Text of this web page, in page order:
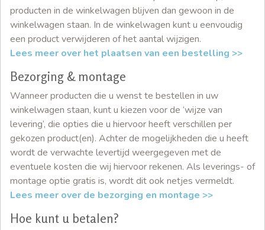
producten in de winkelwagen blijven dan gewoon in de
winkelwagen staan. In de winkelwagen kunt u eenvoudig
een product verwijderen of het aantal wijzigen.
Lees meer over het plaatsen van een bestelling >>
Bezorging & montage
Wanneer producten die u wenst te bestellen in uw
winkelwagen staan, kunt u kiezen voor de ‘wijze van
levering’, die opties die u hiervoor heeft verschillen per
gekozen product(en). Achter de mogelijkheden die u heeft
wordt de verwachte levertijd weergegeven met de
eventuele kosten die wij hiervoor rekenen. Als leverings- of
montage optie gratis is, wordt dit ook netjes vermeldt.
Lees meer over de bezorging en montage >>
Hoe kunt u betalen?